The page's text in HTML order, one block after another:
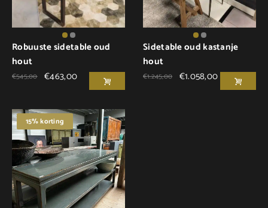
Robuuste sidetable oud
hout
€545,00 €463,00
Sidetable oud kastanje
hout
€1.245,00 €1.058,00
15% korting